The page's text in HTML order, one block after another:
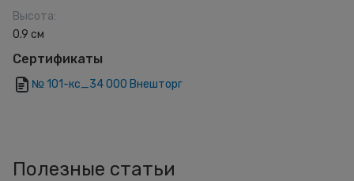
Высота:
0.9 см
Сертификаты
№ 101-кс_34 ООО Внешторг
Полезные статьи